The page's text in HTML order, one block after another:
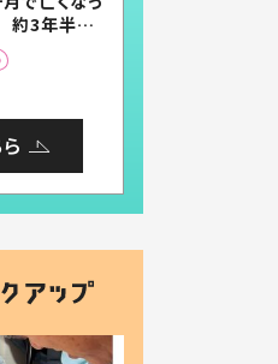
約3年半
妻の日記
った本音